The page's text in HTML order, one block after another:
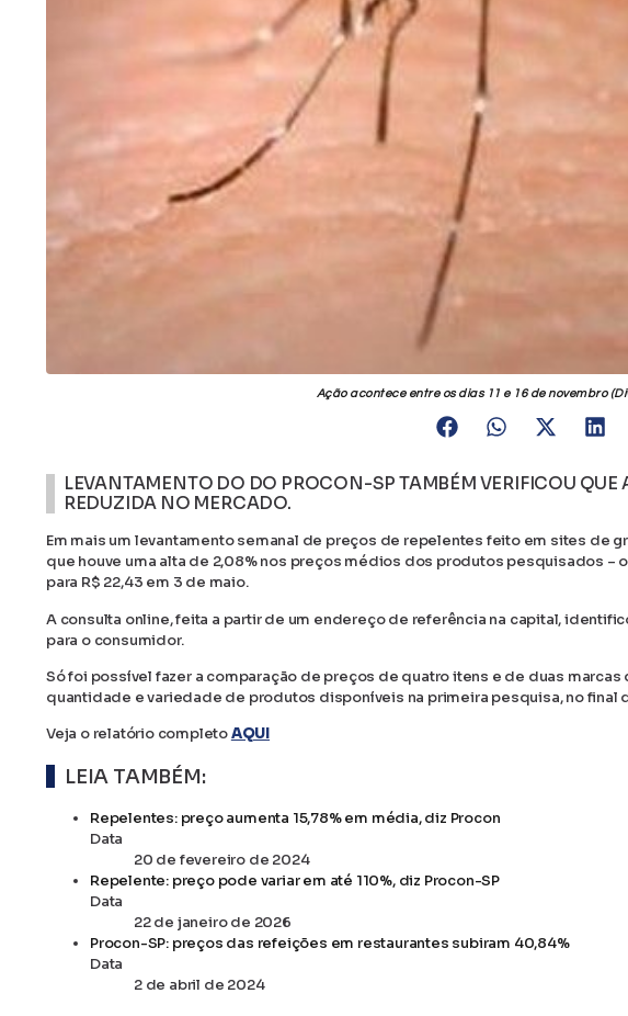
Ação acontece entre os dias 11 e 16 de novembro
LEVANTAMENTO DO DO PROCON-SP TAMBÉM VERIFICOU QUE
REDUZIDA NO MERCADO.
Em mais um levantamento semanal de preços de repelentes feito em sites de
que houve uma alta de 2,08% nos preços médios dos produtos pesquisados –
para R$ 22,43 em 3 de maio.
A consulta online, feita a partir de um endereço de referência na capital,
para o consumidor.
Só foi possível fazer a comparação de preços de quatro itens e de duas
quantidade e variedade de produtos disponíveis na primeira pesquisa, no final
Veja o relatório completoAQUI
LEIA TAMBÉM:
Repelentes: preço aumenta 15,78% em média, diz Procon
Data
20 de fevereiro de 2024
Repelente: preço pode variar em até 110%, diz Procon-SP
Data
22 de janeiro de 2026
Procon-SP: preços das refeições em restaurantes subiram 40,84%
Data
2 de abril de 2024